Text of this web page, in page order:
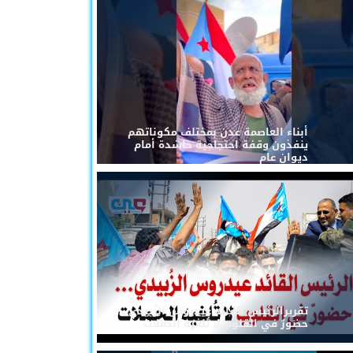
أبناء العاصمة عدن بمختلف مكوناتهم
ينفذون وقفة احتجاجية حاشدة أمام
ديوان عام
تقريرالرئيس القائد عيدروس الزُبيدي...
حضورٌ في القلوب لا تُلغيه الحملات